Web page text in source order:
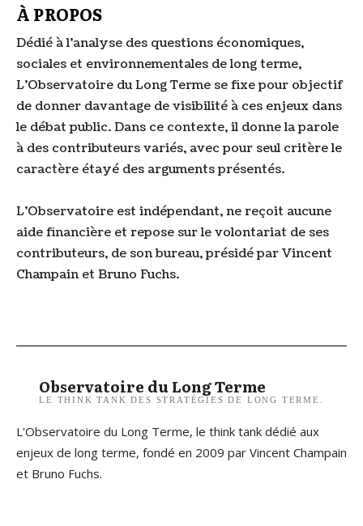
À PROPOS
Dédié à l’analyse des questions économiques,
sociales et environnementales de long terme,
L’Observatoire du Long Terme se fixe pour objectif
de donner davantage de visibilité à ces enjeux dans
le débat public. Dans ce contexte, il donne la parole
à des contributeurs variés, avec pour seul critère le
caractère étayé des arguments présentés.
L’Observatoire est indépendant, ne reçoit aucune
aide financière et repose sur le volontariat de ses
contributeurs, de son bureau, présidé par Vincent
Champain et Bruno Fuchs.
Observatoire du Long Terme
LE THINK TANK DES STRATÉGIES DE LONG TERME.
L'Observatoire du Long Terme, le think tank dédié aux
enjeux de long terme, fondé en 2009 par Vincent Champain
et Bruno Fuchs.